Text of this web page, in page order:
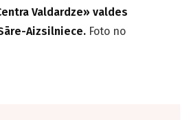
Valdardze» valdes
Aizsilniece. Foto no